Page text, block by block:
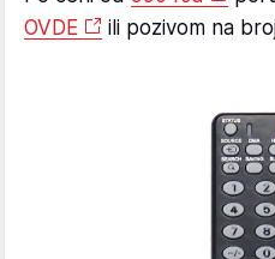
OVDE
ili pozivom na